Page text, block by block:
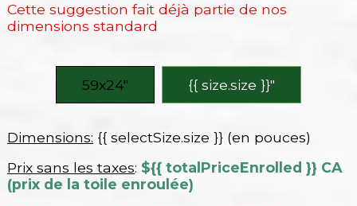
Cette suggestion fait déjà partie de nos
dimensions standard
59x24″ {{ size.size }}″
Dimensions: {{ selectSize.size }} (en pouces)
Prix sans les taxes: ${{ totalPriceEnrolled }} CA
(prix de la toile enroulée)